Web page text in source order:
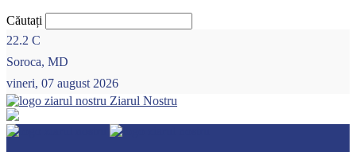
Căutați
22.2 C
Soroca, MD
vineri, 07 august 2026
Ziarul Nostru